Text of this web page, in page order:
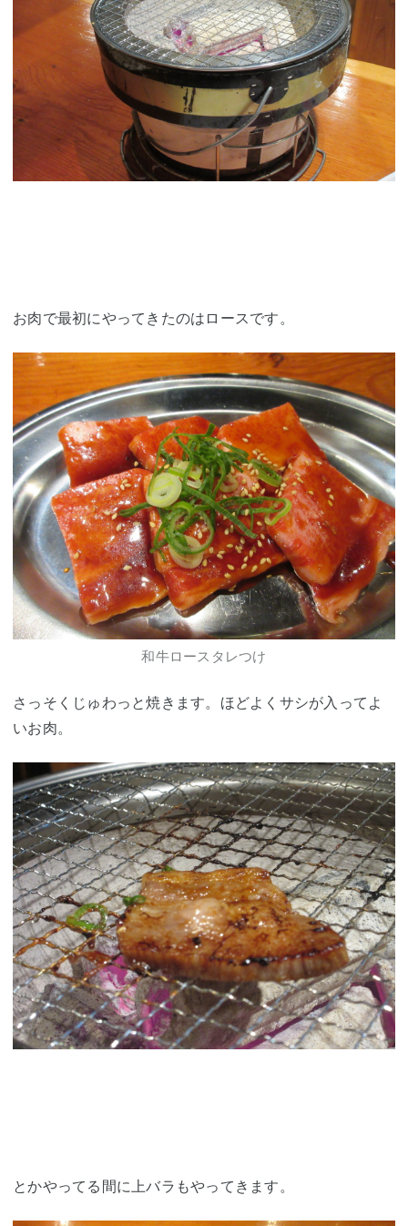
お肉で最初にやってきたのはロースです。
和牛ロースタレつけ
さっそくじゅわっと焼きます。ほどよくサシが入ってよ
いお肉。
とかやってる間に上バラもやってきます。